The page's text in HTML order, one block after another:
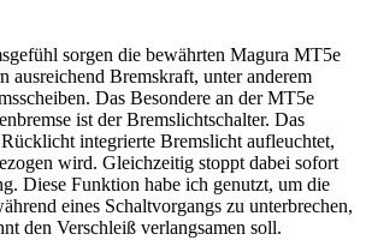
sorgen die bewährten Magura MT5e
ausreichend Bremskraft, unter anderem
Das Besondere an der MT5e
ist der Bremslichtschalter. Das
Rücklicht integrierte Bremslicht aufleuchtet,
wird. Gleichzeitig stoppt dabei sofort
Diese Funktion habe ich genutzt, um die
eines Schaltvorgangs zu unterbrechen,
den Verschleiß verlangsamen soll.